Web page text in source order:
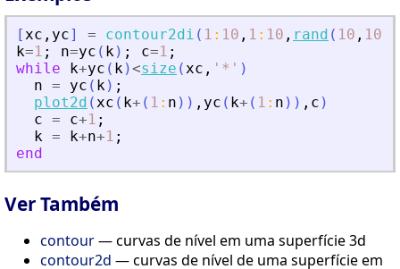
[xc , yc] = contour2di ( 1 : 10 , 1 : 10 , rand ( 10 , 10
k=1 ; n=yc ( k) ; c=1 ;
while
k+yc ( k)<size (xc , ' * ' )
n = yc ( k) ;
plot2d (xc ( k+ ( 1 : n ) ) , yc ( k+ ( 1 : n ) ) , c )
c = c+1 ;
k = k+n+1 ;
end
Ver Também
contour— curvas de nível em uma superfície 3d
contour2d — curvas de nível de uma superfície em